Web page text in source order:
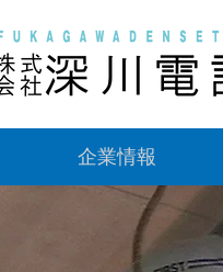
企業情報